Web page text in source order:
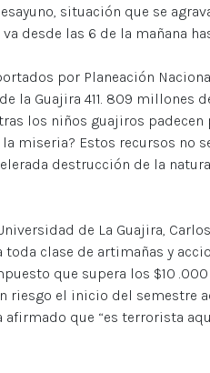
situación que se
desde las 6 de la mañana
por Planeación
la Guajira 411. 809 millones
los niños guajiros
la miseria? Estos recursos no
destrucción de la
de La Guajira,
toda clase de artimañas y
que supera los $10
riesgo el inicio del semestre
afirmado que “es terrorista